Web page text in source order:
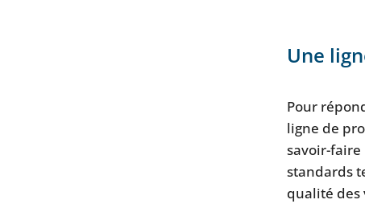
Une
Pour
ligne de
savoir-
standards
qualité des